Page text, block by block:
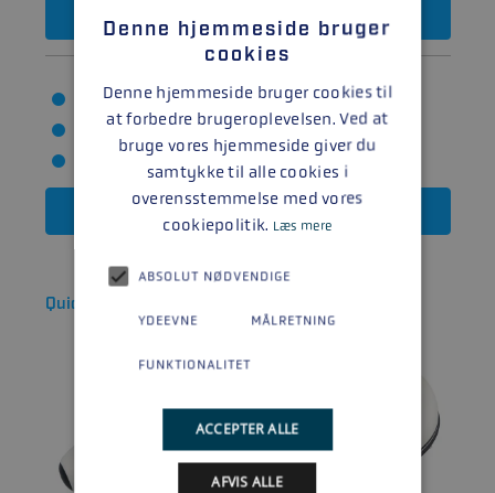
Bredde: 1.52 m
Længde: 2.49 m
Max motor: 8 HK
Læs mere
Quicksilver 300 Air Deck
Denne hjemmeside bruger
cookies
Denne hjemmeside bruger cookies til
at forbedre brugeroplevelsen. Ved at
bruge vores hjemmeside giver du
samtykke til alle cookies i
overensstemmelse med vores
cookiepolitik. Læs mere
ABSOLUT NØDVENDIGE
YDEEVNE MÅLRETNING
FUNKTIONALITET
ACCEPTER ALLE
AFVIS ALLE